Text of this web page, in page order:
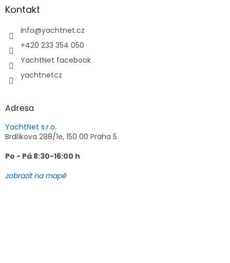
aKontakt
info@yachtnet.cz
+420 233 354 050
YachtNet facebook
yachtnetcz
Adresa
YachtNet s.r.o.
Brdlíkova 288/1e, 150 00 Praha 5
Po - Pá 8:30-16:00 h
zobrazit na mapě